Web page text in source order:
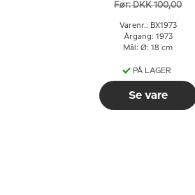
Før: DKK 100,00
Varenr.: BX1973
Årgang: 1973
Mål: Ø: 18 cm
PÅ LAGER
Se vare